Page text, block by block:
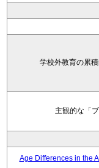
学校外教育の累
主観的な「
Age Differences in the